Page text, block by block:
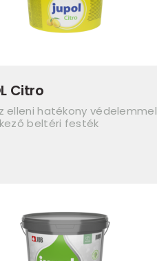
Citro
elleni hatékony védelemmel
beltéri festék